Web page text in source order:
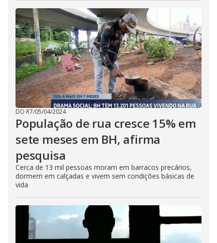
DO R7/05/04/2024
População de rua cresce 15% em
sete meses em BH, afirma
pesquisa
Cerca de 13 mil pessoas moram em barracos precários,
dormem em calçadas e vivem sem condições básicas de
vida